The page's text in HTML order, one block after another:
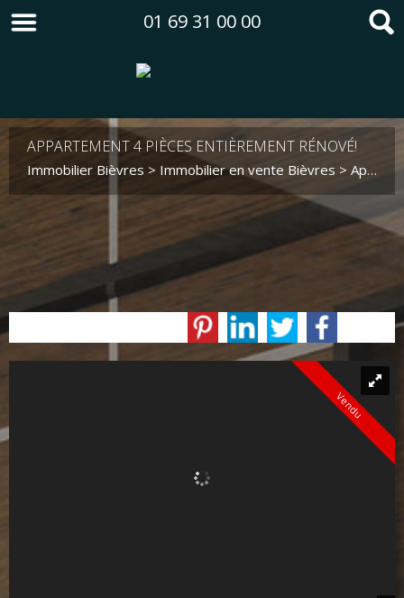
01 69 31 00 00
APPARTEMENT 4 PIÈCES ENTIÈREMENT RÉNOVÉ!
Immobilier Bièvres > Immobilier en vente Bièvres > Appartement en vente Bièvres
Vendu